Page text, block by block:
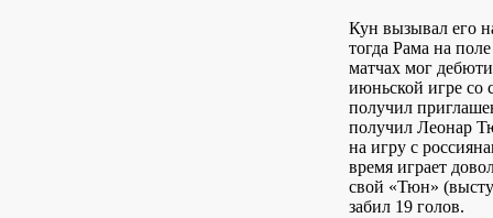
Кун вызывал его
тогда Рама на
матчах мог
июньской игре со
получил
получил Леонар
на игру с
время играет
свой «Тюн»
забил 19 голов.